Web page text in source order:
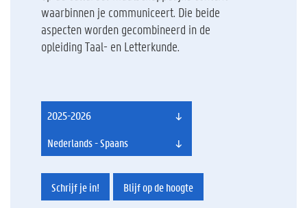
waarbinnen je communiceert. Die beide
aspecten worden gecombineerd in de
opleiding Taal- en Letterkunde.
2025-2026
Nederlands - Spaans
Schrijf je in! Blijf op de hoogte